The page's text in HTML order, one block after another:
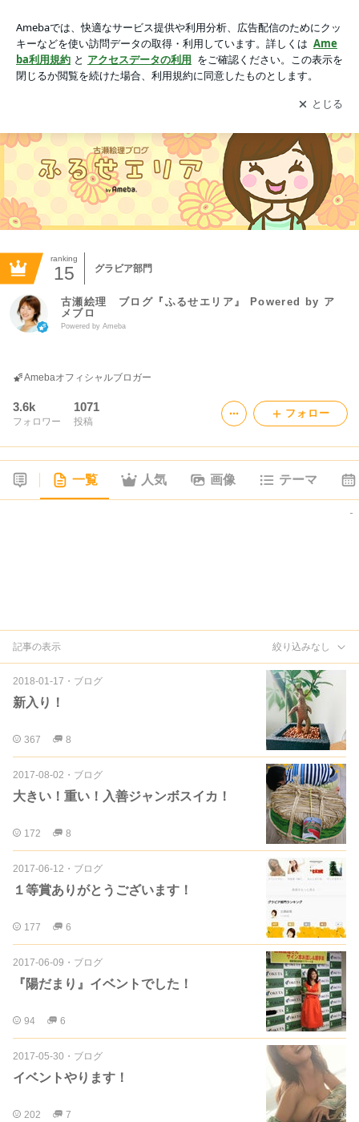
アプリをダウンロードして ブログの更新通知
を受け取りまし
ょう。
開く
ranking
15 グラビア部門
古瀬絵理 ブログ『ふるせエリア』 Powered by ア
メブロ
Powered by Ameba
Amebaオフィシャルブロガー
3.6k
フォロワー
1071
投稿
フォロー
一覧 人気 画像 テーマ
記事の表示 絞り込みなし
2018-01-17 ・ ブログ
新入り！
367 8
2017-08-02 ・ ブログ
大きい！重い！入善ジャンボスイカ！
172 8
2017-06-12 ・ ブログ
１等賞ありがとうございます！
177 6
2017-06-09 ・ ブログ
『陽だまり』イベントでした！
94 6
2017-05-30 ・ ブログ
イベントやります！
202 7